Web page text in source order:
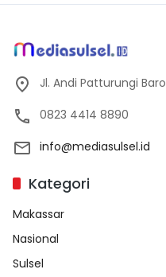
Jl. Andi Patturungi
0823 4414 8890
info@mediasulsel.id
Kategori
Makassar
Nasional
Sulsel